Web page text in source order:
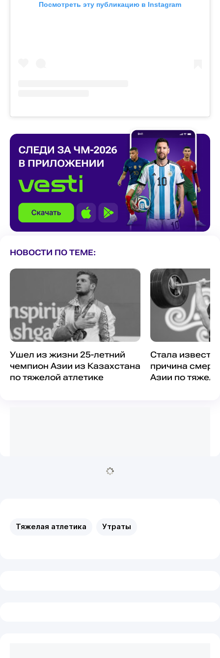
Посмотреть эту публикацию в Instagram
НОВОСТИ ПО ТЕМЕ:
Ушел из жизни 25-летний
чемпион Азии из Казахстана
по тяжелой атлетике
Стала
причина
Азии по
Тяжелая атлетика Утраты